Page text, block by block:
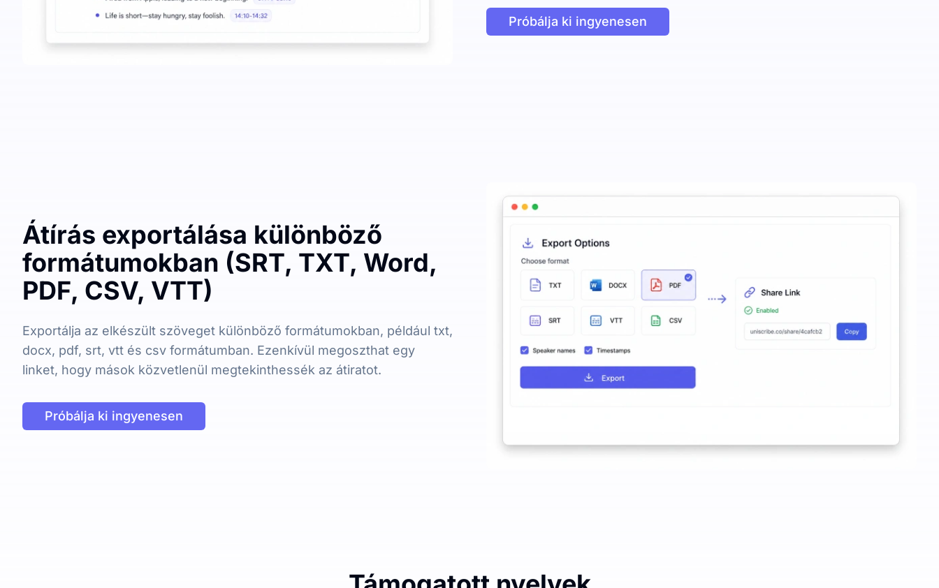
Próbálja ki ingyenesen
Átírás exportálása különböző
formátumokban (SRT, TXT, Word,
PDF, CSV, VTT)
Exportálja az elkészült szöveget különböző formátumokban, például txt,
docx, pdf, srt, vtt és csv formátumban. Ezenkívül megoszthat egy
linket, hogy mások közvetlenül megtekinthessék az átiratot.
Próbálja ki ingyenesen